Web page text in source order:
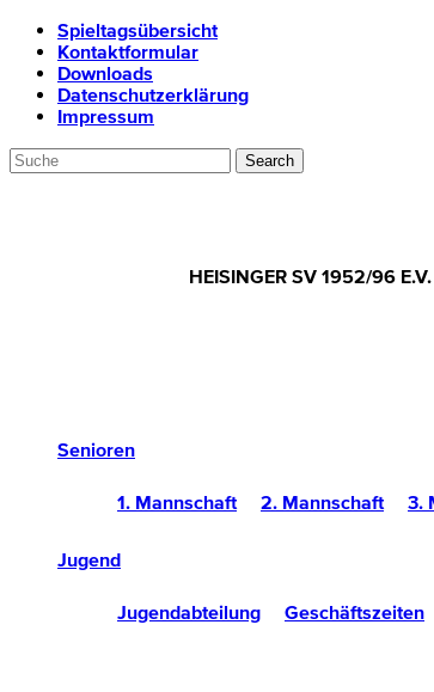
Spieltagsübersicht
Kontaktformular
Downloads
Datenschutzerklärung
Impressum
HEISINGER SV 1952/96 E.V.
Senioren
1. Mannschaft 2. Mannschaft 3.
Jugend
Jugendabteilung Geschäftszeiten